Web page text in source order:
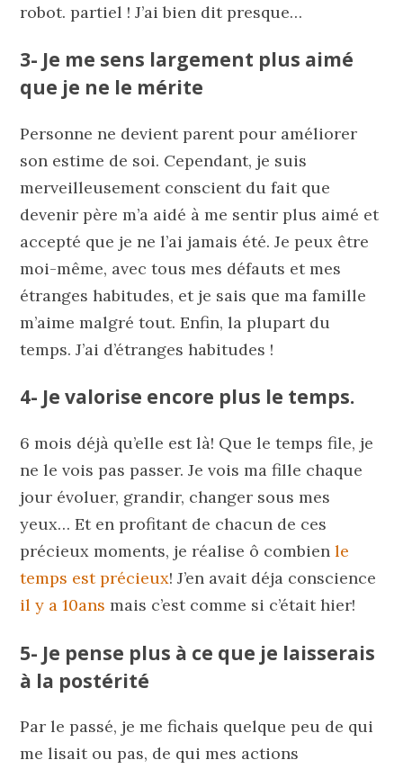
robot. partiel ! J’ai bien dit presque…
3- Je me sens largement plus aimé
que je ne le mérite
Personne ne devient parent pour améliorer
son estime de soi. Cependant, je suis
merveilleusement conscient du fait que
devenir père m’a aidé à me sentir plus aimé et
accepté que je ne l’ai jamais été. Je peux être
moi-même, avec tous mes défauts et mes
étranges habitudes, et je sais que ma famille
m’aime malgré tout. Enfin, la plupart du
temps. J’ai d’étranges habitudes !
4- Je valorise encore plus le temps.
6 mois déjà qu’elle est là! Que le temps file, je
ne le vois pas passer. Je vois ma fille chaque
jour évoluer, grandir, changer sous mes
yeux… Et en profitant de chacun de ces
précieux moments, je réalise ô combienle
temps est précieux! J’en avait déja conscience
il y a 10ans mais c’est comme si c’était hier!
5- Je pense plus à ce que je laisserais
à la postérité
Par le passé, je me fichais quelque peu de qui
me lisait ou pas, de qui mes actions